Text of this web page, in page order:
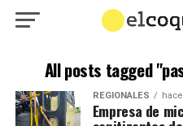
All posts tagged
REGIONALES
Empresa de